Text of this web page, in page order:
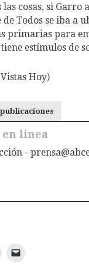
cosas, si Garro
de Todos se iba a
primarias para
estímulos de
Hoy)
en linea
-